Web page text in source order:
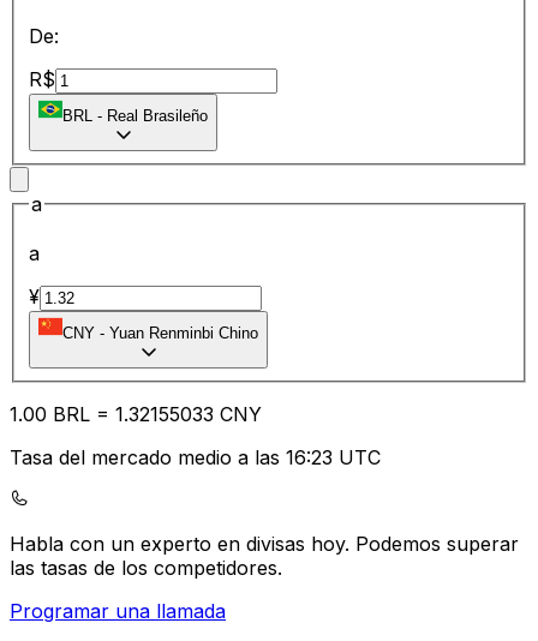
De:
R$
BRL - Real Brasileño
a
a
¥
CNY - Yuan Renminbi Chino
1.00 BRL = 1.32155033 CNY
Tasa del mercado medio a las 16:23 UTC
Habla con un experto en divisas hoy. Podemos superar
las tasas de los competidores.
Programar una llamada